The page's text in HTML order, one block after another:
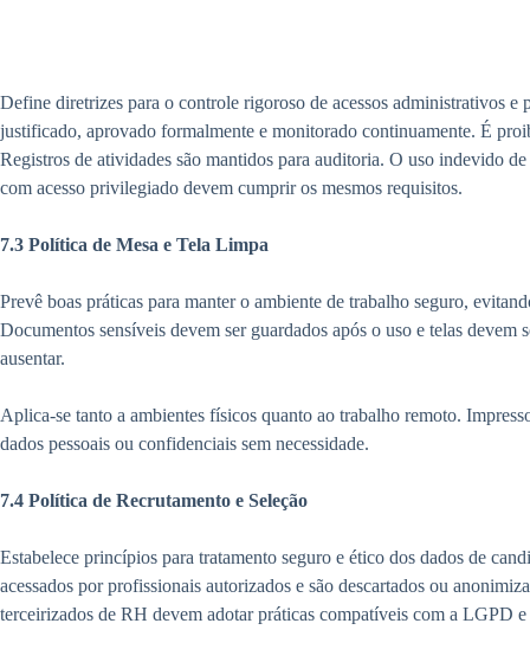
Define diretrizes para o controle rigoroso de acessos administrativos e
justificado, aprovado formalmente e monitorado continuamente. É
Registros de atividades são mantidos para auditoria. O uso indevido de
com acesso privilegiado devem cumprir os mesmos requisitos.
7.3 Política de Mesa e Tela Limpa
Prevê boas práticas para manter o ambiente de trabalho seguro,
Documentos sensíveis devem ser guardados após o uso e telas devem
ausentar.
Aplica-se tanto a ambientes físicos quanto ao trabalho remoto.
dados pessoais ou confidenciais sem necessidade.
7.4 Política de Recrutamento e Seleção
Estabelece princípios para tratamento seguro e ético dos dados de
acessados por profissionais autorizados e são descartados ou
terceirizados de RH devem adotar práticas compatíveis com a LGPD